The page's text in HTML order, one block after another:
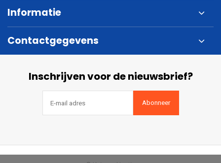
Informatie
Contactgegevens
Inschrijven voor de nieuwsbrief?
Abonneer